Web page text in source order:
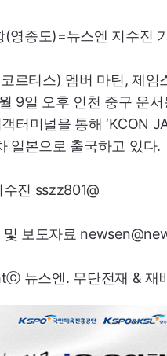
(영종도)=뉴스엔 지수진
르티스) 멤버 마틴, 제임
9일 오후 인천 중구 운
터미널을 통해 ‘KCON
일본으로 출국하고 있다.
진 sszz801@
및 보도자료
뉴스엔. 무단전재 & 재